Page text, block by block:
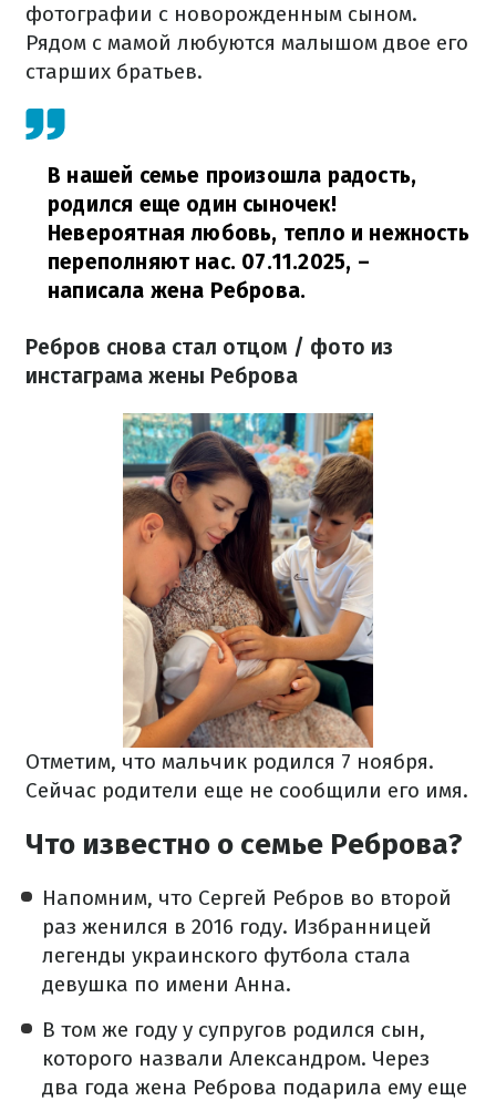
фотографии с новорожденным сыном.
Рядом с мамой любуются малышом двое его
старших братьев.
В нашей семье произошла радость,
родился еще один сыночек!
Невероятная любовь, тепло и нежность
переполняют нас. 07.11.2025, –
написала жена Реброва.
Ребров снова стал отцом / фото из
инстаграма жены Реброва
Отметим, что мальчик родился 7 ноября.
Сейчас родители еще не сообщили его имя.
Что известно о семье Реброва?
Напомним, что Сергей Ребров во второй
раз женился в 2016 году. Избранницей
легенды украинского футбола стала
девушка по имени Анна.
В том же году у супругов родился сын,
которого назвали Александром. Через
два года жена Реброва подарила ему еще